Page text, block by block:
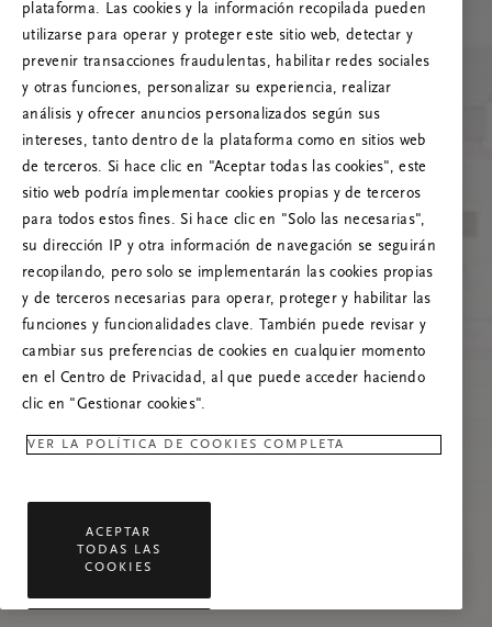
RITUALS 500
¡Vaya! Error de servidor
Prueba a actualizar esta página o, si el
problema persiste, ponte en contacto con
nosotros.
plataforma. Las cookies y la información recopilada pueden
utilizarse para operar y proteger este sitio web, detectar y
prevenir transacciones fraudulentas, habilitar redes sociales
y otras funciones, personalizar su experiencia, realizar
análisis y ofrecer anuncios personalizados según sus
intereses, tanto dentro de la plataforma como en sitios web
de terceros. Si hace clic en "Aceptar todas las cookies", este
sitio web podría implementar cookies propias y de terceros
para todos estos fines. Si hace clic en "Solo las necesarias",
su dirección IP y otra información de navegación se seguirán
recopilando, pero solo se implementarán las cookies propias
y de terceros necesarias para operar, proteger y habilitar las
funciones y funcionalidades clave. También puede revisar y
cambiar sus preferencias de cookies en cualquier momento
en el Centro de Privacidad, al que puede acceder haciendo
clic en "Gestionar cookies".
VER LA POLÍTICA DE COOKIES COMPLETA
ACEPTAR
TODAS LAS
COOKIES